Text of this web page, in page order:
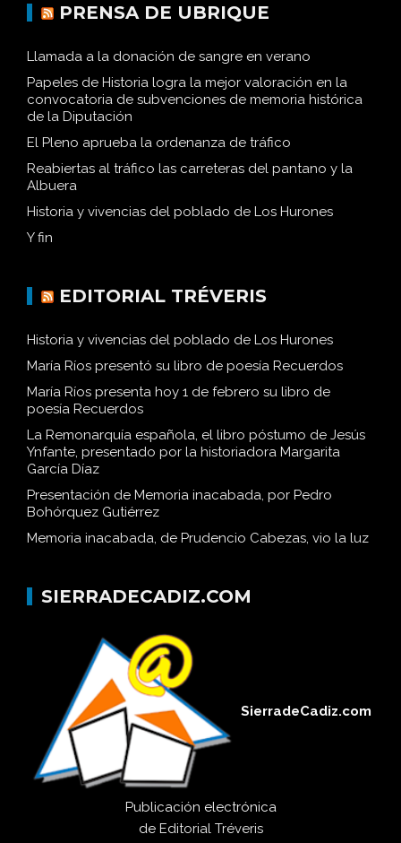
PRENSA DE UBRIQUE
Llamada a la donación de sangre en verano
Papeles de Historia logra la mejor valoración en la
convocatoria de subvenciones de memoria histórica
de la Diputación
El Pleno aprueba la ordenanza de tráfico
Reabiertas al tráfico las carreteras del pantano y la
Albuera
Historia y vivencias del poblado de Los Hurones
Y fin
EDITORIAL TRÉVERIS
Historia y vivencias del poblado de Los Hurones
María Ríos presentó su libro de poesía Recuerdos
María Ríos presenta hoy 1 de febrero su libro de
poesía Recuerdos
La Remonarquía española, el libro póstumo de Jesús
Ynfante, presentado por la historiadora Margarita
García Díaz
Presentación de Memoria inacabada, por Pedro
Bohórquez Gutiérrez
Memoria inacabada, de Prudencio Cabezas, vio la luz
SIERRADECADIZ.COM
SierradeCadiz.com
Publicación electrónica
de Editorial Tréveris